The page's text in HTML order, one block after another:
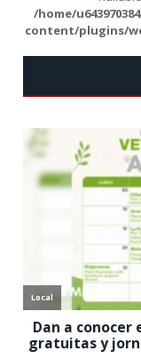
/home/
content/plugins/